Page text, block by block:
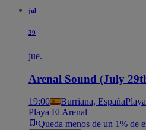
jul
29
jue.
Arenal Sound (July
19:00 Burriana, España
Playa El Arenal
Queda menos de un 1% de